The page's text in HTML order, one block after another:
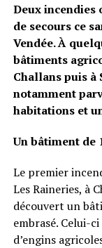
Deux incendies
de secours ce
Vendée. À
bâtiments
Challans puis à
notamment
habitations et
Un bâtiment de
Le premier
Les Raineries, à
découvert un
embrasé. Celui-
d’engins